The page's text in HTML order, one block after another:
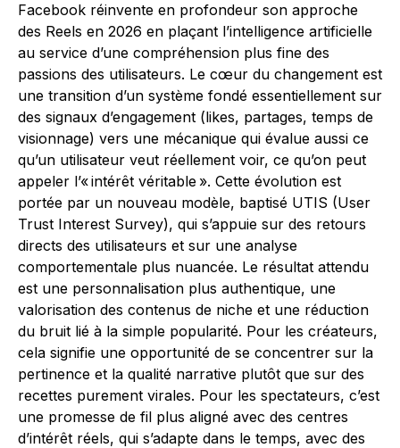
Facebook réinvente en profondeur son approche
des Reels en 2026 en plaçant l’intelligence artificielle
au service d’une compréhension plus fine des
passions des utilisateurs. Le cœur du changement est
une transition d’un système fondé essentiellement sur
des signaux d’engagement (likes, partages, temps de
visionnage) vers une mécanique qui évalue aussi ce
qu’un utilisateur veut réellement voir, ce qu’on peut
appeler l’« intérêt véritable ». Cette évolution est
portée par un nouveau modèle, baptisé UTIS (User
Trust Interest Survey), qui s’appuie sur des retours
directs des utilisateurs et sur une analyse
comportementale plus nuancée. Le résultat attendu
est une personnalisation plus authentique, une
valorisation des contenus de niche et une réduction
du bruit lié à la simple popularité. Pour les créateurs,
cela signifie une opportunité de se concentrer sur la
pertinence et la qualité narrative plutôt que sur des
recettes purement virales. Pour les spectateurs, c’est
une promesse de fil plus aligné avec des centres
d’intérêt réels, qui s’adapte dans le temps, avec des